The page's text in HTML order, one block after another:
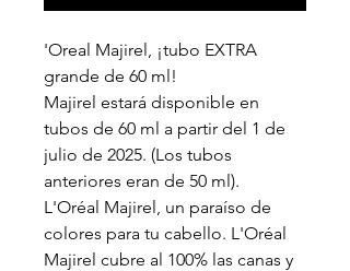
'Oreal Majirel, ¡tubo EXTRA
grande de 60 ml!
Majirel estará disponible en
tubos de 60 ml a partir del 1 de
julio de 2025. (Los tubos
anteriores eran de 50 ml).
L'Oréal Majirel, un paraíso de
colores para tu cabello. L'Oréal
Majirel cubre al 100% las canas y